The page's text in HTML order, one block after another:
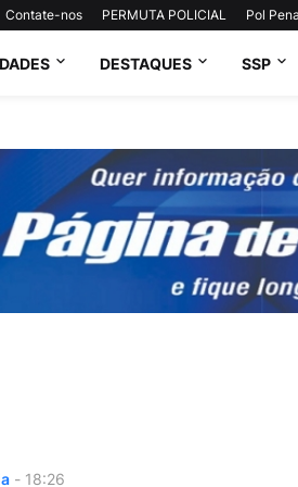
Contate-nos PERMUTA POLICIAL Pol
DESTAQUES SSP
- 18:26